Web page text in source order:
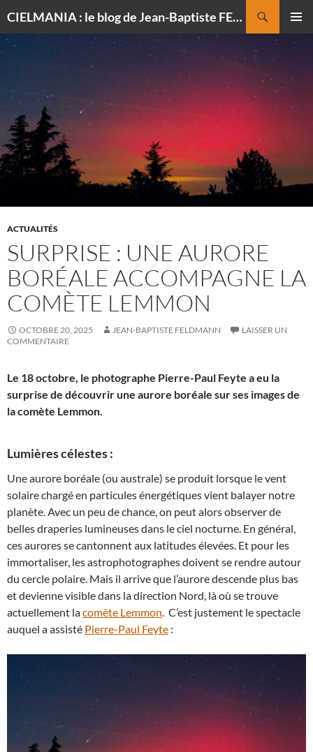
CIELMANIA : le blog de Jean-Baptiste FELDMANN, photographe du ciel
AU
ACTUALITÉS
SURPRISE : UNE AURORE
BORÉALE ACCOMPAGNE LA
COMÈTE LEMMON
OCTOBRE 20, 2025 JEAN-BAPTISTE FELDMANN
LAISSER UN
COMMENTAIRE
Le 18 octobre, le photographe Pierre-Paul Feyte a eu la
surprise de découvrir une aurore boréale sur ses images de
la comète Lemmon.
Lumières célestes :
Une aurore boréale (ou australe) se produit lorsque le vent
solaire chargé en particules énergétiques vient balayer notre
planète. Avec un peu de chance, on peut alors observer de
belles draperies lumineuses dans le ciel nocturne. En général,
ces aurores se cantonnent aux latitudes élevées. Et pour les
immortaliser, les astrophotographes doivent se rendre autour
du cercle polaire. Mais il arrive que l’aurore descende plus bas
et devienne visible dans la direction Nord, là où se trouve
actuellement lacomète Lemmon. C’est justement le spectacle
auquel a assisté Pierre-Paul Feyte :